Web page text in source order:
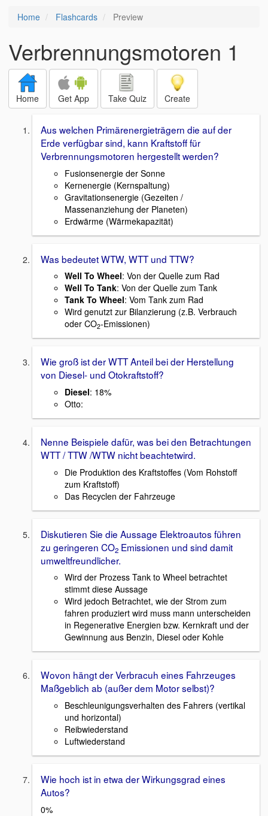
Home Flashcards Preview
Verbrennungsmotoren 1
Home Get App Take Quiz Create
Aus welchen Primärenergieträgern die auf der
Erde verfügbar sind, kann Kraftstoff für
Verbrennungsmotoren hergestellt werden?
Fusionsenergie der Sonne
Kernenergie (Kernspaltung)
Gravitationsenergie (Gezeiten /
Massenanziehung der Planeten)
Erdwärme (Wärmekapazität)
Was bedeutet WTW, WTT und TTW?
Well To Wheel: Von der Quelle zum Rad
Well To Tank: Von der Quelle zum Tank
Tank To Wheel: Vom Tank zum Rad
Wird genutzt zur Bilanzierung (z.B. Verbrauch
oder CO2-Emissionen)
Wie groß ist der WTT Anteil bei der Herstellung
von Diesel- und Otokraftstoff?
Diesel: 18%
Otto:
Nenne Beispiele dafür, was bei den Betrachtungen
WTT / TTW /WTW nicht beachtetwird.
Die Produktion des Kraftstoffes (Vom Rohstoff
zum Kraftstoff)
Das Recyclen der Fahrzeuge
Diskutieren Sie die Aussage Elektroautos führen
zu geringeren CO2 Emissionen und sind damit
umweltfreundlicher.
Wird der Prozess Tank to Wheel betrachtet
stimmt diese Aussage
Wird jedoch Betrachtet, wie der Strom zum
fahren produziert wird muss mann unterscheiden
in Regenerative Energien bzw. Kernkraft und der
Gewinnung aus Benzin, Diesel oder Kohle
Wovon hängt der Verbracuh eines Fahrzeuges
Maßgeblich ab (außer dem Motor selbst)?
Beschleunigungsverhalten des Fahrers (vertikal
und horizontal)
Reibwiederstand
Luftwiederstand
Wie hoch ist in etwa der Wirkungsgrad eines
Autos?
0%